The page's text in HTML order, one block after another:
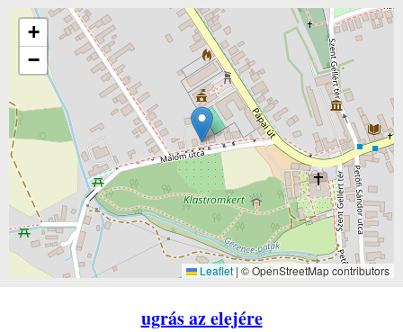
+
−
Leaflet | © OpenStreetMap contributors
ugrás az elejére